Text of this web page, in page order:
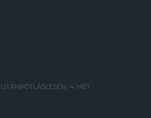
UTÁNPÓTLÁSLESEN: 4. HÉT